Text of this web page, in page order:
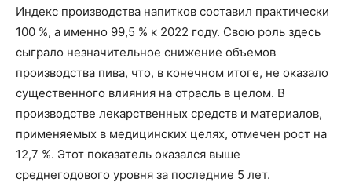
Индекс производства напитков составил практически
100 %, а именно 99,5 % к 2022 году. Свою роль здесь
сыграло незначительное снижение объемов
производства пива, что, в конечном итоге, не оказало
существенного влияния на отрасль в целом. В
производстве лекарственных средств и материалов,
применяемых в медицинских целях, отмечен рост на
12,7 %. Этот показатель оказался выше
среднегодового уровня за последние 5 лет.